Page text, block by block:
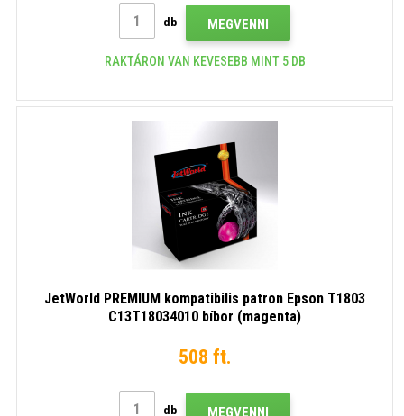
db MEGVENNI
RAKTÁRON VAN KEVESEBB MINT 5 DB
JetWorld PREMIUM kompatibilis patron Epson T1803
C13T18034010 bíbor (magenta)
508 ft.
db MEGVENNI